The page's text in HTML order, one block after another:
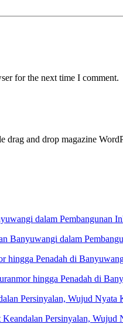
for the next time I comment.
drag and drop magazine
Banyuwangi dalam
hingga Penadah di
Persinyalan,